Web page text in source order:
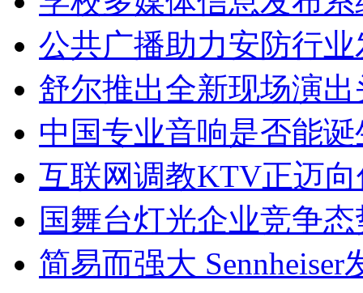
公共广播助力安防行业
舒尔推出全新现场演
中国专业音响是否能
互联网调教KTV正迈
国舞台灯光企业竞争
简易而强大